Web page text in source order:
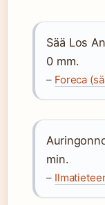
Sää Los
0 mm.
– Foreca
min.
–